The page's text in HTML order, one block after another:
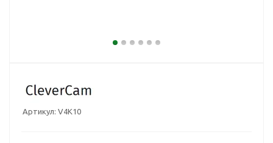
Артикул: V4K10